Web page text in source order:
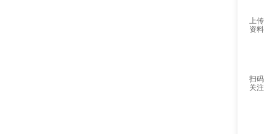
上传
资料
扫码
关注